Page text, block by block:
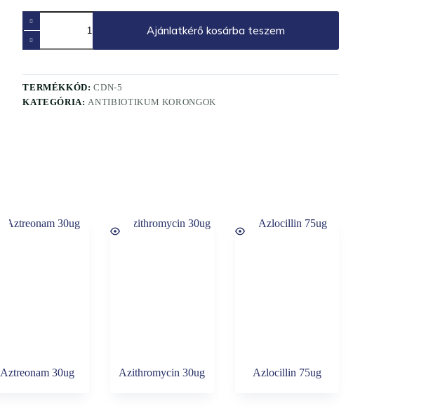
Ajánlatkérő kosárba teszem
TERMÉKKÓD:CDN-5
KATEGÓRIA:ANTIBIOTIKUM KORONGOK
Aztreonam 30ug Azithromycin 30ug Azlocillin 75ug